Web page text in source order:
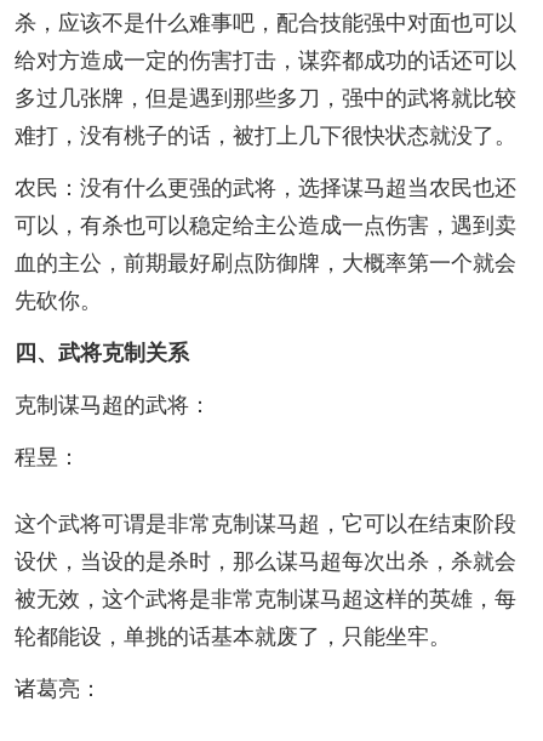
杀，应该不是什么难事吧，配合技能强中对面也可以
给对方造成一定的伤害打击，谋弈都成功的话还可以
多过几张牌，但是遇到那些多刀，强中的武将就比较
难打，没有桃子的话，被打上几下很快状态就没了。
农民：没有什么更强的武将，选择谋马超当农民也还
可以，有杀也可以稳定给主公造成一点伤害，遇到卖
血的主公，前期最好刷点防御牌，大概率第一个就会
先砍你。
四、武将克制关系
克制谋马超的武将：
程昱：
这个武将可谓是非常克制谋马超，它可以在结束阶段
设伏，当设的是杀时，那么谋马超每次出杀，杀就会
被无效，这个武将是非常克制谋马超这样的英雄，每
轮都能设，单挑的话基本就废了，只能坐牢。
诸葛亮：